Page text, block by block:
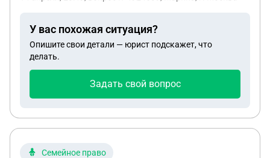
подсказать могу ли я или мои дети претендовать
У вас похожая ситуация?
Опишите свои детали — юрист подскажет, что
делать.
Задать свой вопрос
Семейное право